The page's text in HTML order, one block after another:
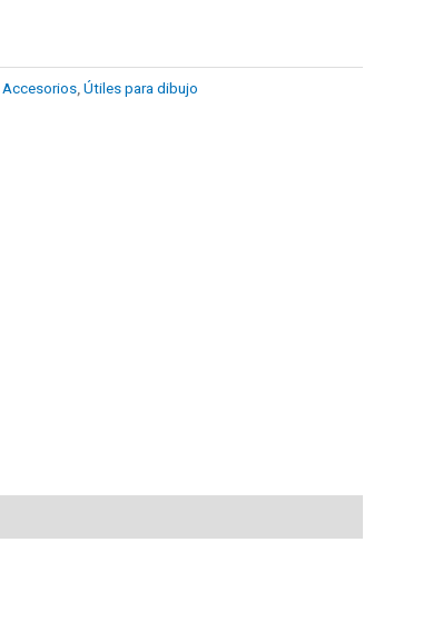
Accesorios,Útiles para dibujo